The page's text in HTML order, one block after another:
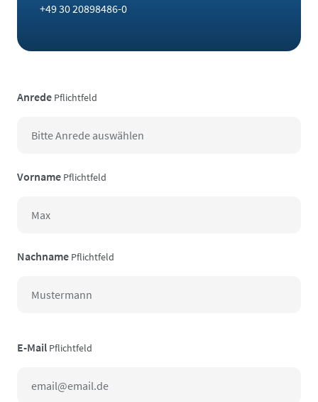
+49 30 20898486-0
Anrede Pflichtfeld
Vorname Pflichtfeld
Nachname Pflichtfeld
E-Mail Pflichtfeld